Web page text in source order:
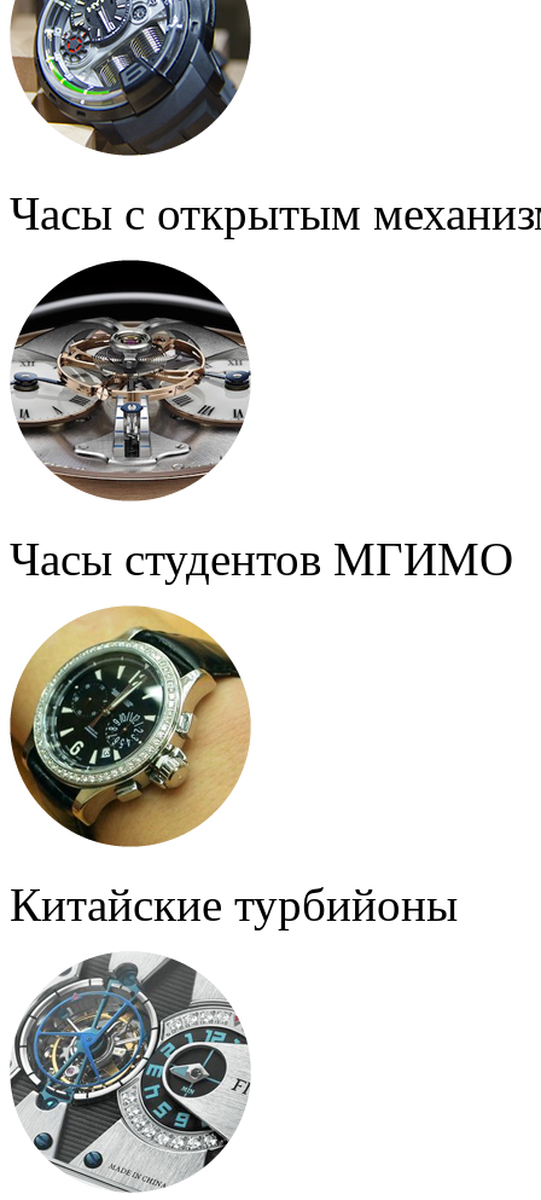
Часы с открытым
Часы студентов МГИМО
Китайские турбийоны